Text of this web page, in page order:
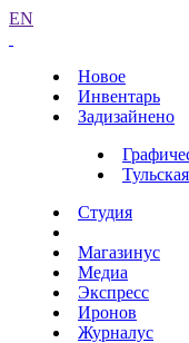
EN
Новое
Инвентарь
Задизайнено
Студия
Магазинус
Медиа
Экспресс
Иронов
Журналус